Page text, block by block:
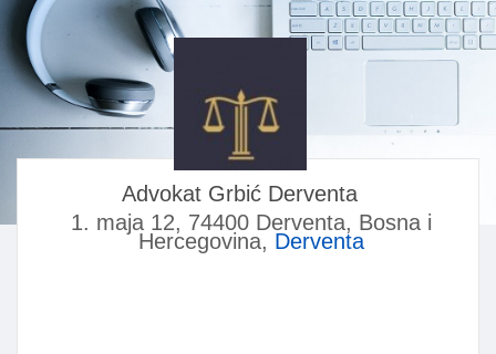
Advokat Grbić Derventa
1. maja 12, 74400 Derventa, Bosna i
Hercegovina, Derventa